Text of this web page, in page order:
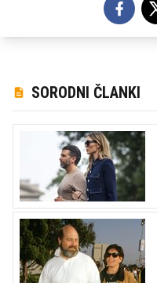
SORODNI ČLANKI